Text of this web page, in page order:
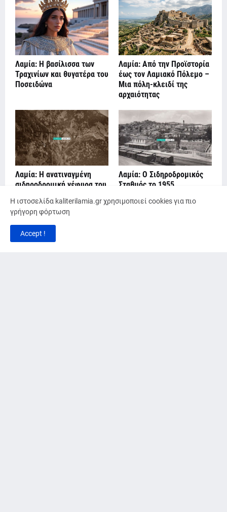
Λαμία: Η βασίλισσα των
Τραχινίων και θυγατέρα του
Ποσειδώνα
Λαμία: Από την Προϊστορία
έως τον Λαμιακό Πόλεμο –
Μια πόλη-κλειδί της
αρχαιότητας
Λαμία: Η ανατιναγμένη
σιδηροδρομική γέφυρα του
Βρετανούς αξιωματικούς
της μυστικής υπηρεσίας
SOE το 1943 κατά τον β'
παγκόσμιο πόλεμο
Λαμία: Ο Σιδηροδρομικός
Σταθμός το 1955
H ιστοσελίδα kaliterilamia.gr χρησιμοποιεί cookies για πιο
γρήγορη φόρτωση
Accept !